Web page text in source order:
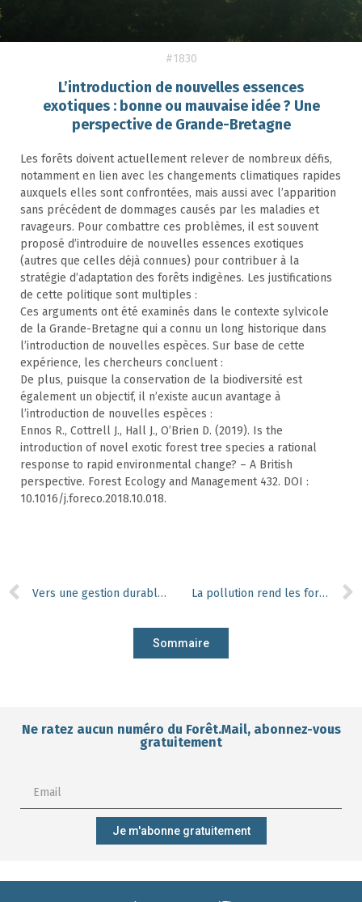
#1830
L’introduction de nouvelles essences
exotiques : bonne ou mauvaise idée ? Une
perspective de Grande-Bretagne
Les forêts doivent actuellement relever de nombreux défis,
notamment en lien avec les changements climatiques rapides
auxquels elles sont confrontées, mais aussi avec l’apparition
sans précédent de dommages causés par les maladies et
ravageurs. Pour combattre ces problèmes, il est souvent
proposé d’introduire de nouvelles essences exotiques
(autres que celles déjà connues) pour contribuer à la
stratégie d’adaptation des forêts indigènes. Les justifications
de cette politique sont multiples :
Ces arguments ont été examinés dans le contexte sylvicole
de la Grande-Bretagne qui a connu un long historique dans
l’introduction de nouvelles espèces. Sur base de cette
expérience, les chercheurs concluent :
De plus, puisque la conservation de la biodiversité est
également un objectif, il n’existe aucun avantage à
l’introduction de nouvelles espèces :
Ennos R., Cottrell J., Hall J., O’Brien D. (2019). Is the
introduction of novel exotic forest tree species a rational
response to rapid environmental change? – A British
perspective. Forest Ecology and Management 432. DOI :
10.1016/j.foreco.2018.10.018.
Vers une gestion durable des cours d’eau non navigables en Wallonie La pollution rend les forêts plus sensibles aux sécheresses
Sommaire
Ne ratez aucun numéro du Forêt.Mail, abonnez-vous
gratuitement
Je m'abonne gratuitement